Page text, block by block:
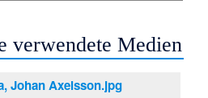
verwendete Medien
Johan Axelsson.jpg